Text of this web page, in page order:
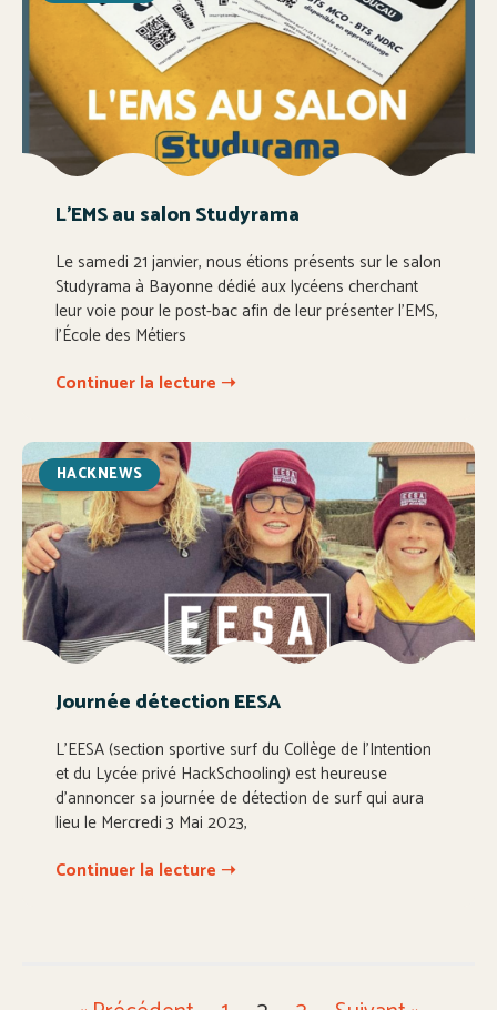
L’EMS au salon Studyrama
Le samedi 21 janvier, nous étions présents sur le salon
Studyrama à Bayonne dédié aux lycéens cherchant
leur voie pour le post-bac afin de leur présenter l’EMS,
l’École des Métiers
Continuer la lecture ➝
HACKNEWS
Journée détection EESA
L’EESA (section sportive surf du Collège de l’Intention
et du Lycée privé HackSchooling) est heureuse
d’annoncer sa journée de détection de surf qui aura
lieu le Mercredi 3 Mai 2023,
Continuer la lecture ➝